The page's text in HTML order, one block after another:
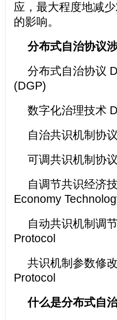
应，最大程度地减
的影响。
分布式自治协议
分布式自治协议
(DGP)
数字化治理技术
自治共识机制协
可调共识机制协
自调节共识经济
Economy
自动共识机制调
Protocol
共识机制参数修
Protocol
什么是分布式自